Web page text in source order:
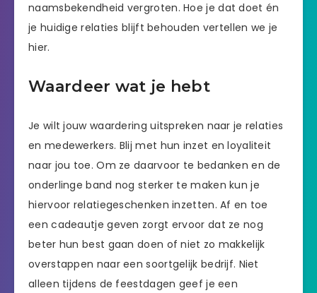
naamsbekendheid vergroten. Hoe je dat doet én
je huidige relaties blijft behouden vertellen we je
hier.
Waardeer wat je hebt
Je wilt jouw waardering uitspreken naar je relaties
en medewerkers. Blij met hun inzet en loyaliteit
naar jou toe. Om ze daarvoor te bedanken en de
onderlinge band nog sterker te maken kun je
hiervoor relatiegeschenken inzetten. Af en toe
een cadeautje geven zorgt ervoor dat ze nog
beter hun best gaan doen of niet zo makkelijk
overstappen naar een soortgelijk bedrijf. Niet
alleen tijdens de feestdagen geef je een